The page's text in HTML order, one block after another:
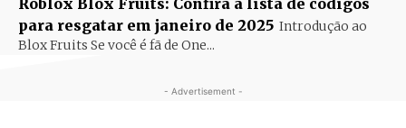
para resgatar em janeiro de 2025 Introdução ao
Blox Fruits Se você é fã de One...
- Advertisement -